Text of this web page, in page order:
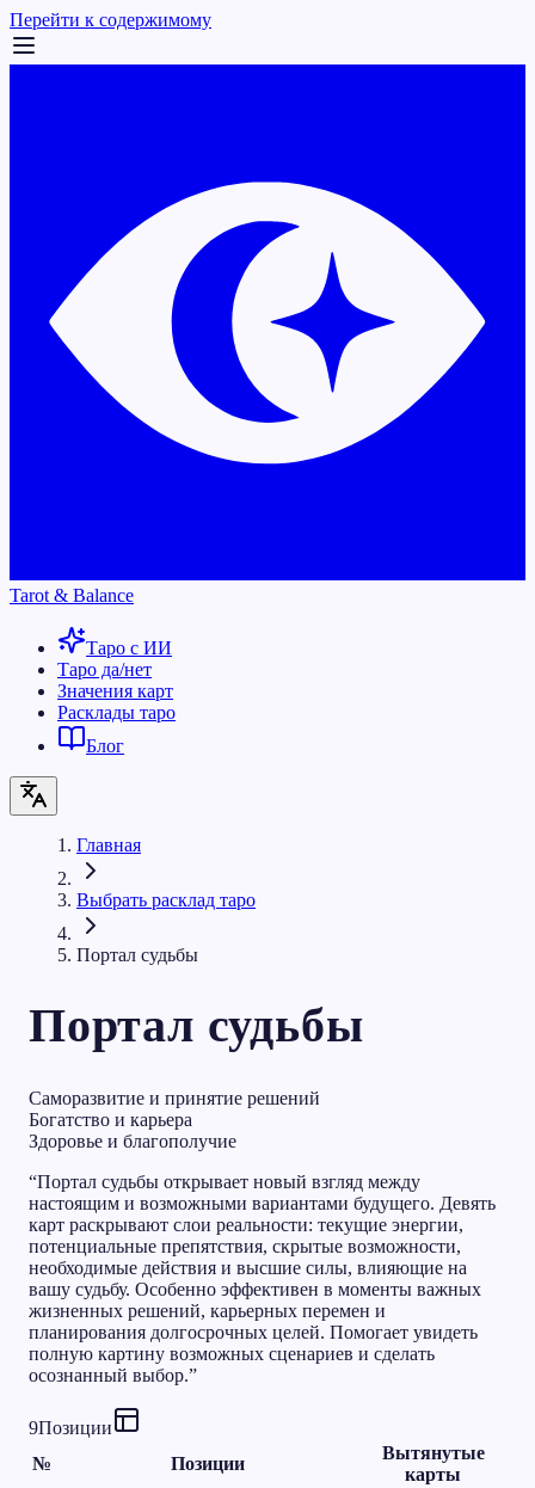
Перейти к содержимому
Tarot & Balance
Таро с ИИ
Таро да/нет
Значения карт
Расклады таро
Блог
Главная
Выбрать расклад таро
Портал судьбы
Портал судьбы
Саморазвитие и принятие решений
Богатство и карьера
Здоровье и благополучие
“Портал судьбы открывает новый взгляд между
настоящим и возможными вариантами будущего. Девять
карт раскрывают слои реальности: текущие энергии,
потенциальные препятствия, скрытые возможности,
необходимые действия и высшие силы, влияющие на
вашу судьбу. Особенно эффективен в моменты важных
жизненных решений, карьерных перемен и
планирования долгосрочных целей. Помогает увидеть
полную картину возможных сценариев и сделать
осознанный выбор.”
9Позиции
№
Позиции
Вытянутые
карты